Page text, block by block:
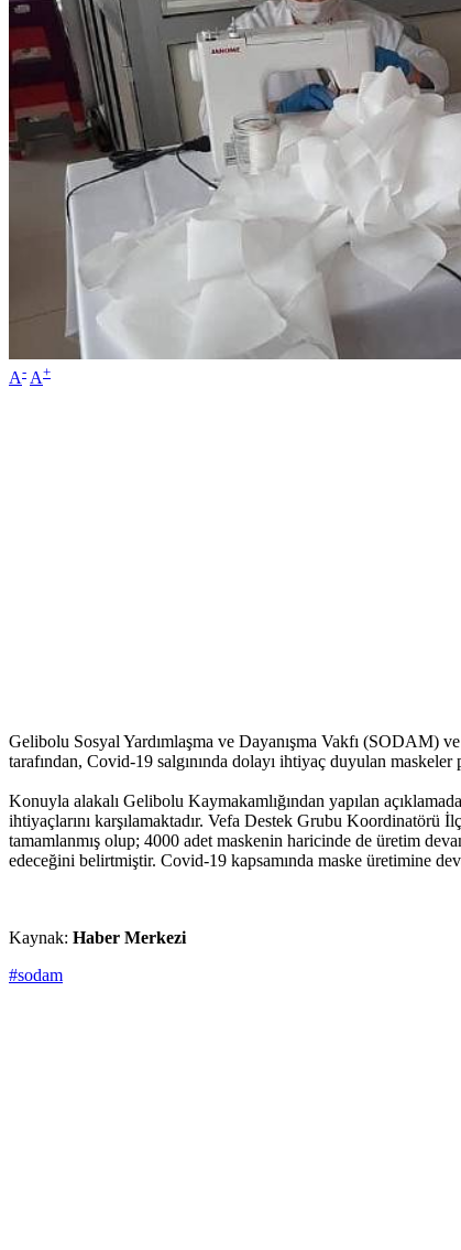
A- A+
Gelibolu Sosyal Yardımlaşma ve Dayanışma Vakfı (SODAM)
tarafından, Covid-19 salgınında dolayı ihtiyaç duyulan
Konuyla alakalı Gelibolu Kaymakamlığından yapılan
ihtiyaçlarını karşılamaktadır. Vefa Destek Grubu Koordinatörü
tamamlanmış olup; 4000 adet maskenin haricinde de üretim
edeceğini belirtmiştir. Covid-19 kapsamında maske üretimine
Kaynak: Haber Merkezi
#sodam